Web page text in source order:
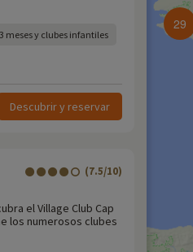
meses y clubes infantiles
Descubrir y reservar
(7.5/10)
el Village Club Cap
los numerosos clubes
29